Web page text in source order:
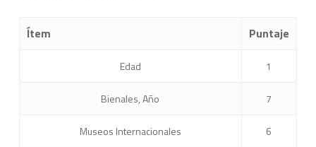
Ítem Puntaje
Edad 1
Bienales, Año 7
Museos Internacionales 6